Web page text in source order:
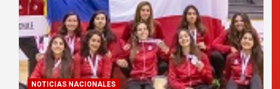
NOTICIAS NACIONALES